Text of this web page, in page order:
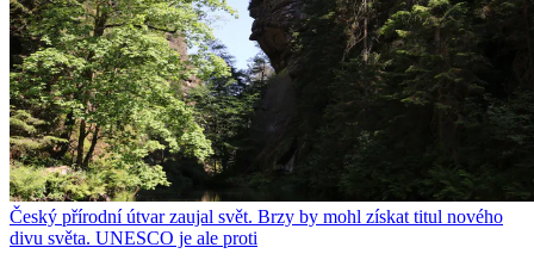
Český přírodní útvar zaujal svět. Brzy by mohl získat titul nového
divu světa. UNESCO je ale proti